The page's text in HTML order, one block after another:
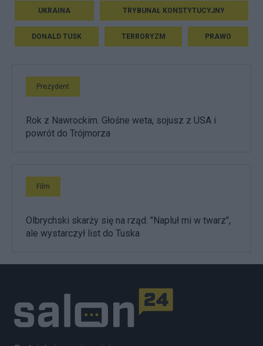
UKRAINA TRYBUNAŁ KONSTYTUCYJNY
DONALD TUSK TERRORYZM PRAWO
Prezydent
Rok z Nawrockim. Głośne weta, sojusz z USA i
powrót do Trójmorza
Film
Olbrychski skarży się na rząd. "Napluł mi w twarz",
ale wystarczył list do Tuska